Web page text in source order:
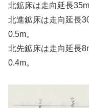
北鉱床は走向延長
北進鉱床は走向延長
0.5m。
北先鉱床は走向延長
0.4m。